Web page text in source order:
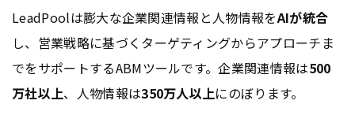
LeadPoolは膨大な企業関連情報と人物情報をAIが統合
し、営業戦略に基づくターゲティングからアプローチま
でをサポートするABMツールです。企業関連情報は500
万社以上、人物情報は350万人以上にのぼります。